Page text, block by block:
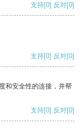
支持[0] 反对[0]
支持[0] 反对[0]
和安全性的连接，并帮
支持[0] 反对[0]